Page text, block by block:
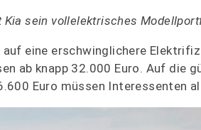
Kia sein vollelektrisches
auf eine erschwinglichere
ab knapp 32.000 Euro. Auf
Euro müssen Interessenten